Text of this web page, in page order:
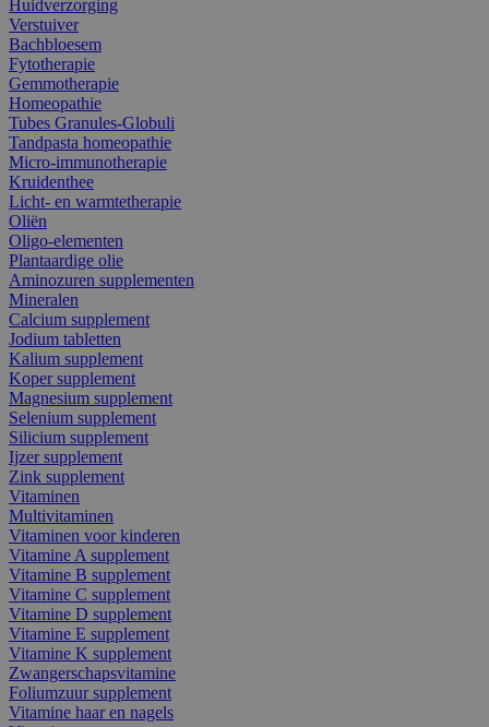
Huidverzorging
Verstuiver
Bachbloesem
Fytotherapie
Gemmotherapie
Homeopathie
Tubes Granules-Globuli
Tandpasta homeopathie
Micro-immunotherapie
Kruidenthee
Licht- en warmtetherapie
Oliën
Oligo-elementen
Plantaardige olie
Aminozuren supplementen
Mineralen
Calcium supplement
Jodium tabletten
Kalium supplement
Koper supplement
Magnesium supplement
Selenium supplement
Silicium supplement
Ijzer supplement
Zink supplement
Vitaminen
Multivitaminen
Vitaminen voor kinderen
Vitamine A supplement
Vitamine B supplement
Vitamine C supplement
Vitamine D supplement
Vitamine E supplement
Vitamine K supplement
Zwangerschapsvitamine
Foliumzuur supplement
Vitamine haar en nagels